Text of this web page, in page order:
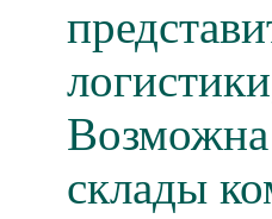
Возможна
склады